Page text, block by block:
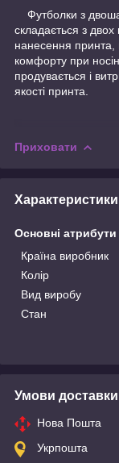
Футболки з
складається з
нанесення принта,
комфорту при
продувається і
якості принта.
Приховати
Характеристики
Основні атрибути
Країна виробник
Колір
Вид виробу
Стан
Умови доставки
Нова Пошта
Укрпошта